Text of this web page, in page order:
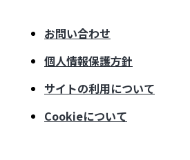
お問い合わせ
個人情報保護方針
サイトの利用について
Cookieについて